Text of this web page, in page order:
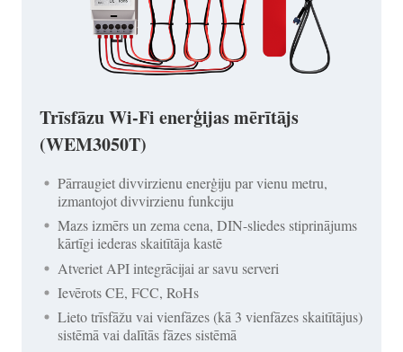
Trīsfāzu Wi-Fi enerģijas mērītājs
(WEM3050T)
Pārraugiet divvirzienu enerģiju par vienu metru,
izmantojot divvirzienu funkciju
Mazs izmērs un zema cena, DIN-sliedes stiprinājums
kārtīgi iederas skaitītāja kastē
Atveriet API integrācijai ar savu serveri
Ievērots CE, FCC, RoHs
Lieto trīsfāžu vai vienfāzes (kā 3 vienfāzes skaitītājus)
sistēmā vai dalītās fāzes sistēmā